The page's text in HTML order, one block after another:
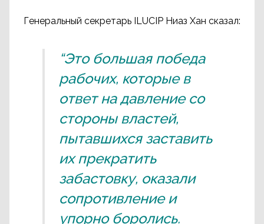
Генеральный секретарь ILUCIP Ниаз Хан сказал:
“Это большая победа
рабочих, которые в
ответ на давление со
стороны властей,
пытавшихся заставить
их прекратить
забастовку, оказали
сопротивление и
упорно боролись.